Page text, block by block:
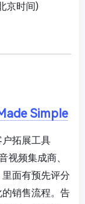
京时间)
Simple
拓展工具
视频集成商、
面有预先评分
销售流程。告